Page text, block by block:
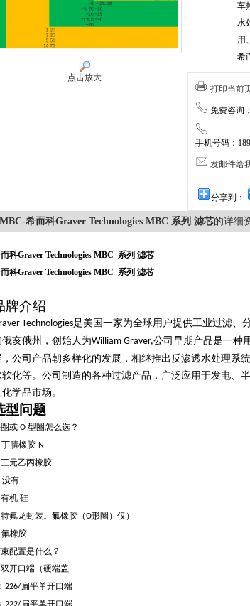
点击放大
车
水
用
希
打印当前
免费咨询
手机号码：
发邮件给
分享到：
MBC-希而科Graver Technologies MBC 系列 滤芯的详细
科Graver Technologies MBC 系列 滤芯
科Graver Technologies MBC 系列 滤芯
牌介绍
Technologies是美国一家为全球用户提供工业过滤、
俄亥俄州，创始人为William Graver,公司早期产品是一种
，公司产品朝多样化的发展，相继推出反渗透水处理系
软化等。公司制造的各种过滤产品，广泛应用于发电、
化学品市场。
型问题
或 O 型圈怎么选？
丁腈橡胶-N
三元乙丙橡胶
没有
有机 硅
特氟龙封装。氟橡胶（O形圈）仅）
氟橡胶
配置是什么？
双开口端（硬端盖
226/扁平单开口端
扁平单开口端